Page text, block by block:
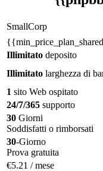
SmallCorp
Illimitato deposito
Illimitato larghezza di
1 sito Web ospitato
24/7/365 supporto
30 Giorni
Soddisfatti o rimborsati
30-Giorno
Prova gratuita
€5.21 / mese